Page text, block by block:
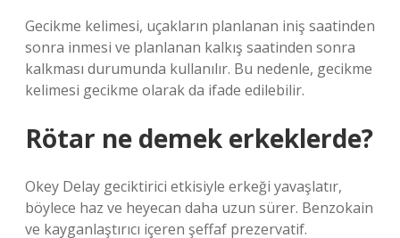
Gecikme kelimesi, uçakların planlanan iniş saatinden
sonra inmesi ve planlanan kalkış saatinden sonra
kalkması durumunda kullanılır. Bu nedenle, gecikme
kelimesi gecikme olarak da ifade edilebilir.
Rötar ne demek erkeklerde?
Okey Delay geciktirici etkisiyle erkeği yavaşlatır,
böylece haz ve heyecan daha uzun sürer. Benzokain
ve kayganlaştırıcı içeren şeffaf prezervatif.